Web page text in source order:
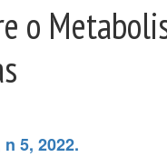
o
5, 2022.